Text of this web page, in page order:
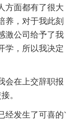
方面都有了很大
养，对于我此刻
激公司给予了我
学，所以我决定
在上交辞职报
。
发生了可喜的`